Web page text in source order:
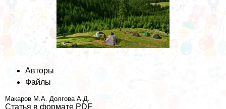
Авторы
Файлы
Макаров М.А. Долгова А.Д.
Статья в формате PDF